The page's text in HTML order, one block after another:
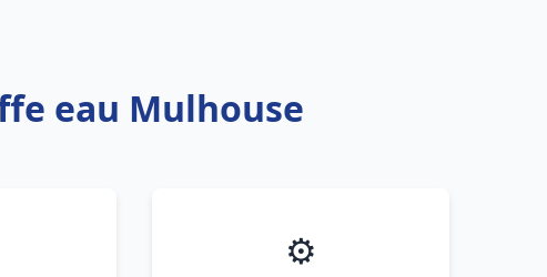
eau Mulhouse
⚙️